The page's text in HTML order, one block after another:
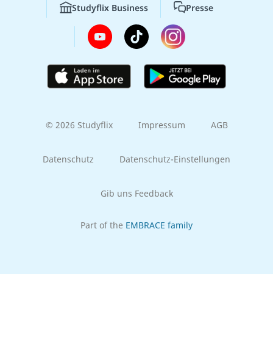
Studyflix Business Presse
© 2026 Studyflix Impressum AGB
Datenschutz Datenschutz-Einstellungen
Gib uns Feedback
Part of the EMBRACE family